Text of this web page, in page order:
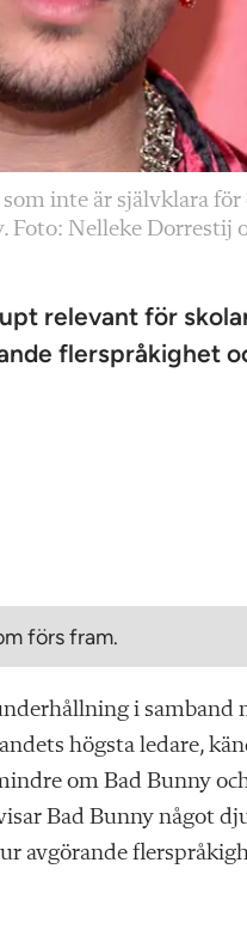
inte är självklara för
Foto: Nelleke Dorrestij
relevant för
flerspråkighet
förs fram.
i samband
högsta ledare,
om Bad Bunny
Bad Bunny något
avgörande